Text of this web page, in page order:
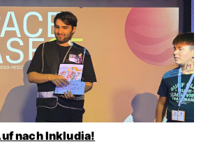
nach Inkludia!